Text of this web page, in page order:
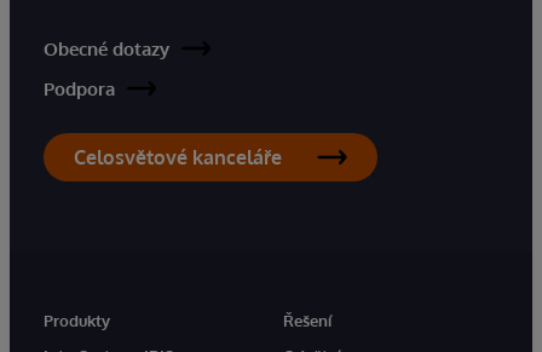
Obecné dotazy
Podpora
Celosvětové kanceláře
Produkty
Řešení